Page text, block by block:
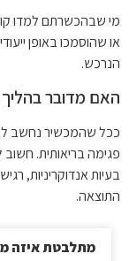
מי שבהכשרתם למדו
או שהוסמכו באופן
הנרכש.
האם מדובר בהליך
ככל שהמכשיר נחשב
פגימה בריאותית.
בעיות אנדוקריניות,
התוצאה.
מתלבטת איזה